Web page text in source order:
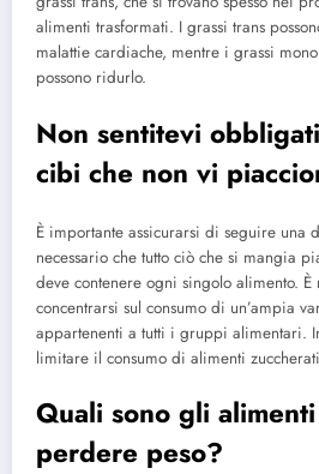
alimenti trasformati. I grassi trans
malattie cardiache, mentre i grassi
possono ridurlo.
Non sentitevi
cibi che non vi
È importante assicurarsi di seguire una
necessario che tutto ciò che si mangia
deve contenere ogni singolo alimento. È
concentrarsi sul consumo di un’ampia
appartenenti a tutti i gruppi alimentari.
limitare il consumo di alimenti
Quali sono gli
perdere peso?